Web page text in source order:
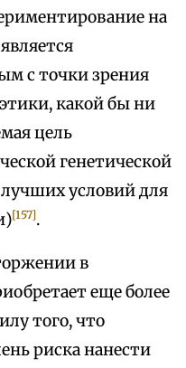
на
с точки зрения
какой бы ни
цель
генетической
условий для
[157].
в
еще более
того, что
риска нанести